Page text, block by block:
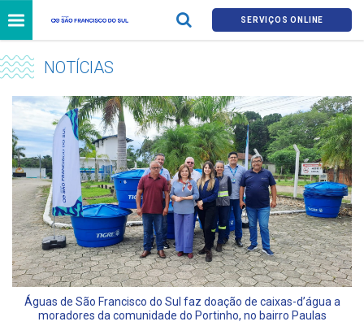
SERVIÇOS ONLINE
NOTÍCIAS
Águas de São Francisco do Sul faz doação de caixas-d’água a
moradores da comunidade do Portinho, no bairro Paulas